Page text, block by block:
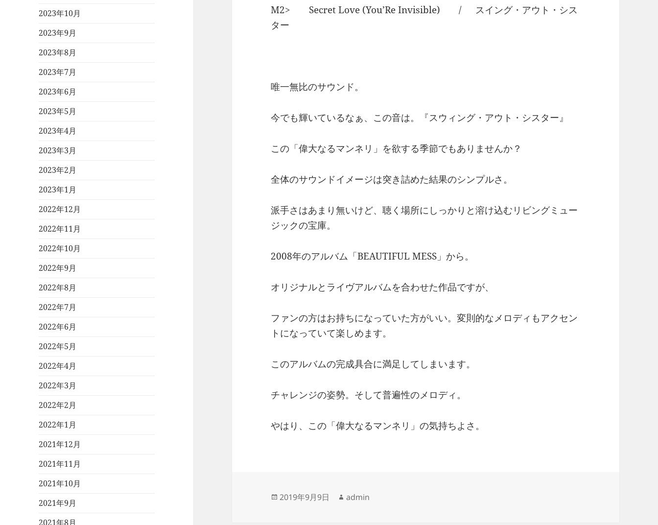
2023年10月
2023年9月
2023年8月
2023年7月
2023年6月
2023年5月
2023年4月
2023年3月
2023年2月
2023年1月
2022年12月
2022年11月
2022年10月
2022年9月
2022年8月
2022年7月
2022年6月
2022年5月
2022年4月
2022年3月
2022年2月
2022年1月
2021年12月
2021年11月
2021年10月
2021年9月
2021年8月
M2> Secret Love (You’Re Invisible) / スイング・アウト・シス
ター
唯一無比のサウンド。
今でも輝いているなぁ、この音は。『スウィング・アウト・シスター』
この「偉大なるマンネリ」を欲する季節でもありませんか？
全体のサウンドイメージは突き詰めた結果のシンプルさ。
派手さはあまり無いけど、聴く場所にしっかりと溶け込むリビングミュー
ジックの宝庫。
2008年のアルバム「BEAUTIFUL MESS」から。
オリジナルとライヴアルバムを合わせた作品ですが、
ファンの方はお持ちになっていた方がいい。変則的なメロディもアクセン
トになっていて楽しめます。
このアルバムの完成具合に満足してしまいます。
チャレンジの姿勢。そして普遍性のメロディ。
やはり、この「偉大なるマンネリ」の気持ちよさ。
投
2019年9月9日
作
admin